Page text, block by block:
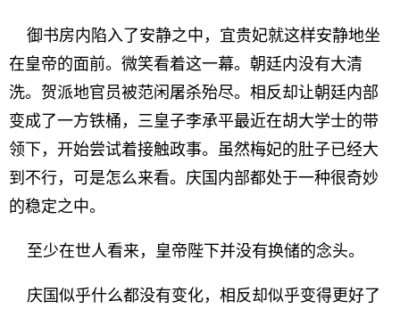
御书房内陷入了安静之中，宜贵妃就这样安静地坐
在皇帝的面前。微笑看着这一幕。朝廷内没有大清
洗。贺派地官员被范闲屠杀殆尽。相反却让朝廷内部
变成了一方铁桶，三皇子李承平最近在胡大学士的带
领下，开始尝试着接触政事。虽然梅妃的肚子已经大
到不行，可是怎么来看。庆国内部都处于一种很奇妙
的稳定之中。
至少在世人看来，皇帝陛下并没有换储的念头。
庆国似乎什么都没有变化，相反却似乎变得更好了